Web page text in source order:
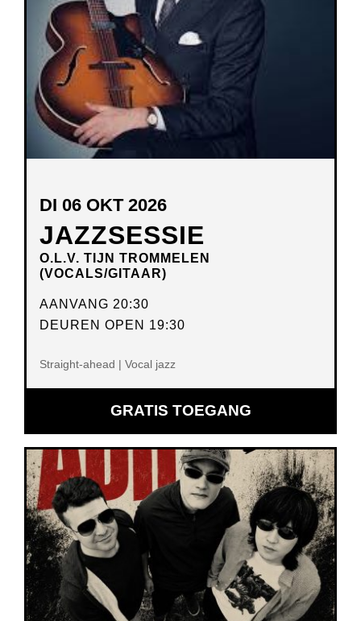
JAZZSESSIE
O.L.V. TIJN TROMMELEN
(VOCALS/GITAAR)
DI 06 OKT 2026
AANVANG 20:30
DEUREN OPEN 19:30
Straight-ahead | Vocal jazz
GRATIS TOEGANG